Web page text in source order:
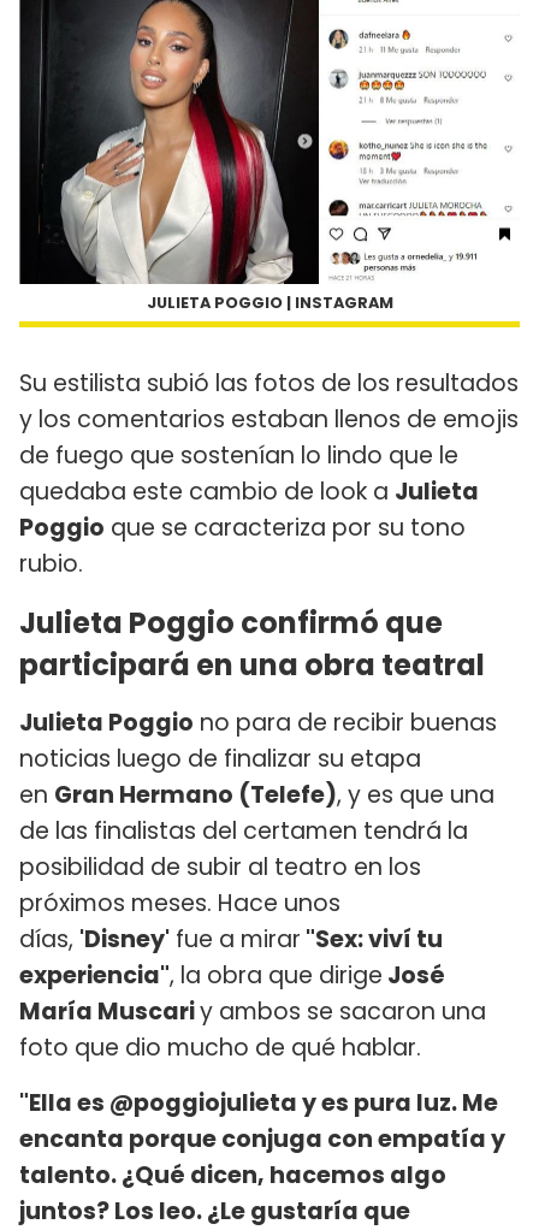
JULIETA POGGIO | INSTAGRAM
Su estilista subió las fotos de los resultados
y los comentarios estaban llenos de emojis
de fuego que sostenían lo lindo que le
quedaba este cambio de look a Julieta
Poggio que se caracteriza por su tono
rubio.
Julieta Poggio confirmó que
participará en una obra teatral
Julieta Poggio no para de recibir buenas
noticias luego de finalizar su etapa
en Gran Hermano (Telefe), y es que una
de las finalistas del certamen tendrá la
posibilidad de subir al teatro en los
próximos meses. Hace unos
días, 'Disney' fue a mirar "Sex: viví tu
experiencia", la obra que dirige José
María Muscariy ambos se sacaron una
foto que dio mucho de qué hablar.
"Ella es @poggiojulieta y es pura luz. Me
encanta porque conjuga con empatía y
talento. ¿Qué dicen, hacemos algo
juntos? Los leo. ¿Le gustaría que